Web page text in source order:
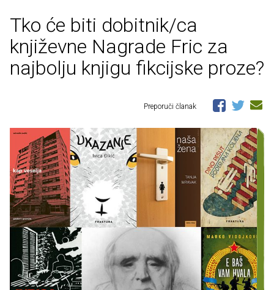
Tko će biti dobitnik/ca
književne Nagrade Fric za
najbolju knjigu fikcijske proze?
Preporuči članak